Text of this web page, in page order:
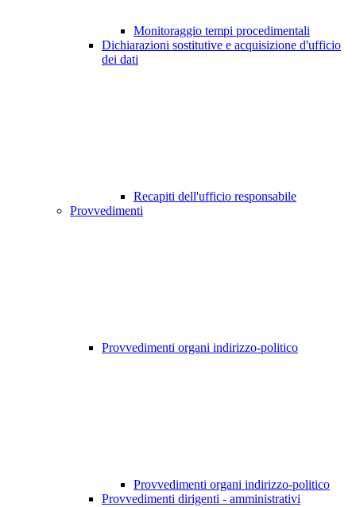
Monitoraggio tempi procedimentali
Dichiarazioni sostitutive e acquisizione d'ufficio
dei dati
Recapiti dell'ufficio responsabile
Provvedimenti
Provvedimenti organi indirizzo-politico
Provvedimenti organi indirizzo-politico
Provvedimenti dirigenti - amministrativi